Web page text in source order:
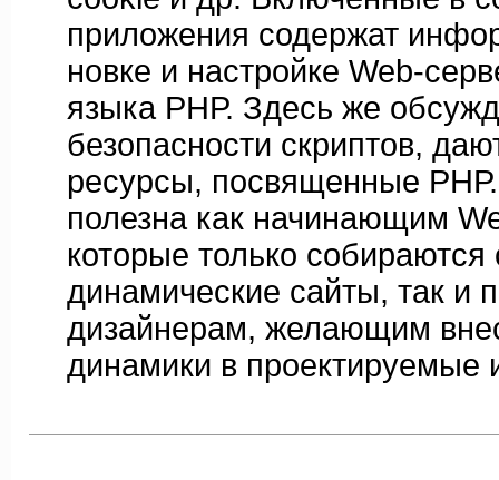
приложения содержат
новке и настройке Web-
языка РНР. Здесь же
безопасности скриптов,
ресурсы, посвященные РНР.
полезна как начинающим
которые только собираются
динамические сайты, так и
дизайнерам, желающим
динамики в проектируемые